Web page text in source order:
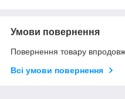
Умови повернення
Повернення товару
Всі умови повернення